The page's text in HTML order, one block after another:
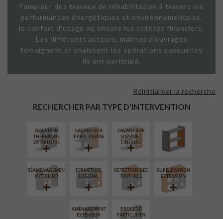
l'ampleur des travaux de réhabilitation à travers les
performances énergétiques et environnementales,
le confort d'usage ou encore les critères financiers.
Les différents acteurs, maîtres d'ouvrages
témoignent et analysent les opérations auxquelles
ils ont participé.
RECHERCHER PAR TYPE D'INTERVENTION
Réinitialiser la recherche
ISOLATION
THERMIQUE
EXTÉRIEURE
FAÇADE SUR
PAROI PLEINE
FAÇADE SUR
SUPPORT
LINÉAIRE
ISOLATION
INTÉRIEURE
RÉAMÉNAGEMENT
INTÉRIEUR
FERMETURE
LOGGIAS
RÉFECTION DES
TOITURES
SURÉLÉVATION
EXTENSION
AMÉNAGEMENT
EXTÉRIEUR
PROCÉDÉ
PARTICULIER